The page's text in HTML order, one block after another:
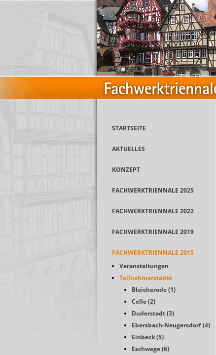
STARTSEITE
AKTUELLES
KONZEPT
FACHWERKTRIENNALE 2025
FACHWERKTRIENNALE 2022
FACHWERKTRIENNALE 2019
FACHWERKTRIENNALE 2015
Veranstaltungen
Teilnehmerstädte
Bleicherode (1)
Celle (2)
Duderstadt (3)
Ebersbach-Neugersdorf (4)
Einbeck (5)
Eschwege (6)